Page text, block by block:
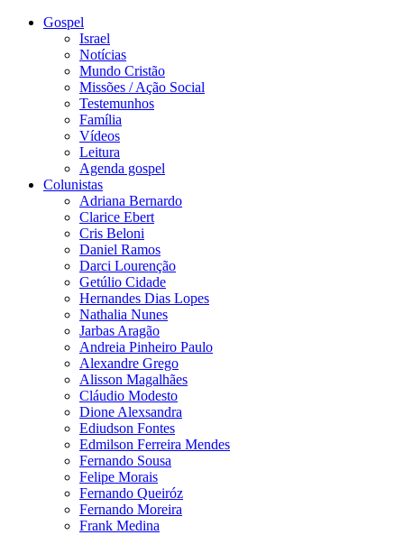
Gospel
Israel
Notícias
Mundo Cristão
Missões / Ação Social
Testemunhos
Família
Vídeos
Leitura
Agenda gospel
Colunistas
Adriana Bernardo
Clarice Ebert
Cris Beloni
Daniel Ramos
Darci Lourenção
Getúlio Cidade
Hernandes Dias Lopes
Nathalia Nunes
Jarbas Aragão
Andreia Pinheiro Paulo
Alexandre Grego
Alisson Magalhães
Cláudio Modesto
Dione Alexsandra
Ediudson Fontes
Edmilson Ferreira Mendes
Fernando Sousa
Felipe Morais
Fernando Queiróz
Fernando Moreira
Frank Medina